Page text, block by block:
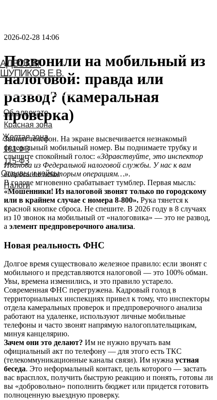
АДВОКАТ
ШУПИКОВ Е.В.
Связаться с адвокатом
2026-02-28 14:06
Позвонили на мобильный из
налоговой: правда или
развод? (камеральная
проверка)
Звонит телефон. На экране высвечивается незнакомый
федеральный мобильный номер. Вы поднимаете трубку и
слышите спокойный голос: «Здравствуйте, это инспектор
Иванова из Федеральной налоговой службы. У нас к вам
вопросы по некоторым операциям…».
В голове мгновенно срабатывает тумблер. Первая мысль:
«Мошенники! Из налоговой звонят только по городскому
или в крайнем случае с номера 8-800». Рука тянется к
красной кнопке сброса. Не спешите. В 2026 году в 8 случаях
из 10 звонок на мобильный от «налоговика» — это не развод,
а элемент предпроверочного анализа.
Новая реальность ФНС
Долгое время существовало железное правило: если звонят с
мобильного и представляются налоговой — это 100% обман.
Увы, времена изменились, и это правило устарело.
Современная ФНС перегружена. Кадровый голод в
территориальных инспекциях привел к тому, что инспекторы
отдела камеральных проверок и предпроверочного анализа
работают на удаленке, используют личные мобильные
телефоны и часто звонят напрямую налогоплательщикам,
минуя канцелярию.
Зачем они это делают? Им не нужно вручать вам
официальный акт по телефону — для этого есть ТКС
(телекоммуникационные каналы связи). Им нужна устная
беседа. Это неформальный контакт, цель которого — застать
вас врасплох, получить быструю реакцию и понять, готовы ли
вы «добровольно» пополнить бюджет или придется готовить
полноценную выездную проверку.